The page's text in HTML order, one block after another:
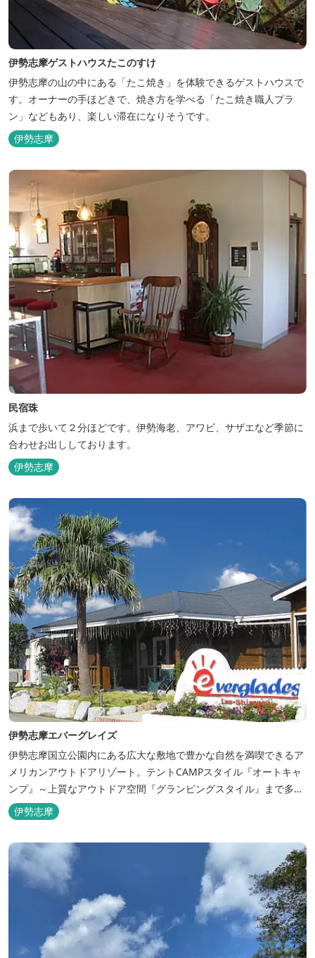
伊勢志摩ゲストハウスたこのすけ
伊勢志摩の山の中にある「たこ焼き」を体験できるゲストハウスで
す。オーナーの手ほどきで、焼き方を学べる「たこ焼き職人プラ
ン」などもあり、楽しい滞在になりそうです。
伊勢志摩
民宿珠
浜まで歩いて２分ほどです。伊勢海老、アワビ、サザエなど季節に
合わせお出ししております。
伊勢志摩
伊勢志摩エバーグレイズ
伊勢志摩国立公園内にある広大な敷地で豊かな自然を満喫できるア
メリカンアウトドアリゾート。テントCAMPスタイル『オートキャ
ンプ』～上質なアウトドア空間『グランピングスタイル』まで多彩
な宿泊スタイルを体験できます。 場内ではキッズイベント＆アクテ
ィビティーが人気！365日開催のアメリカンカルチャーを取り入れ
イクルなど豊富なアクティビ...
伊勢志摩